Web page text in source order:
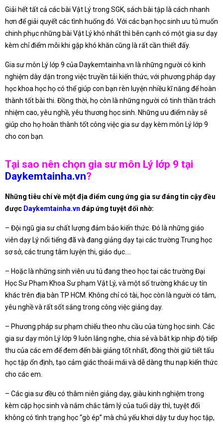
Giải hết tất cả các bài Vật Lý trong SGK, sách bài tập là cách nhanh
hơn để giải quyết các tình huống đó. Với các bạn học sinh ưu tú muốn
chinh phục những bài Vật Lý khó nhất thì bên cạnh có một gia sư dạy
kèm chỉ điểm mỗi khi gặp khó khăn cũng là rất cần thiết đấy.
Gia sư môn Lý lớp 9 của Daykemtainha.vn là những người có kinh
nghiệm dày dặn trong việc truyền tải kiến thức, với phương pháp dạy
học khoa học họ có thể giúp con bạn rèn luyện nhiều kĩ năng để hoàn
thành tốt bài thi. Đồng thời, họ còn là những người có tinh thần trách
nhiệm cao, yêu nghề, yêu thương học sinh. Những ưu điểm này sẽ
giúp cho họ hoàn thành tốt công việc gia sư dạy kèm môn Lý lớp 9
cho con bạn.
Tại sao nên chọn gia sư môn Lý lớp 9 tại
Daykemtainha.vn?
Những tiêu chí về một địa điểm cung ứng gia sư đáng tin cậy đều
được Daykemtainha.vn đáp ứng tuyệt đối nhờ:
– Đội ngũ gia sư chất lượng đảm bảo kiến thức. Đó là những giáo
viên dạy Lý nổi tiếng đã và đang giảng dạy tại các trường Trung học
sơ sở, các trung tâm luyện thi, giáo dục….
– Hoặc là những sinh viên ưu tú đang theo học tại các trường Đại
Học Sư Phạm Khoa Sư phạm Vật Lý, và một số trường khác uy tín
khác trên địa bàn TP HCM. Không chỉ có tài, học còn là người có tâm,
yêu nghề và rất sốt sắng trong công việc giảng dạy.
– Phương pháp sư phạm chiếu theo nhu cầu của từng học sinh. Các
gia sư dạy môn Lý lớp 9 luôn lắng nghe, chia sẻ và bắt kịp nhịp độ tiếp
thu của các em để đem đến bài giảng tốt nhất, đồng thời giữ tiết tấu
học tập ổn định, tạo cảm giác thoải mái và dễ dàng thu nạp kiến thức
cho các em.
– Các gia sư đều có thâm niên giảng dạy, giàu kinh nghiệm trong
kèm cặp học sinh và nắm chắc tâm lý của tuổi dậy thì, tuyệt đối
không có tình trạng học “gò ép” mà chủ yếu khơi dậy tư duy học tập,